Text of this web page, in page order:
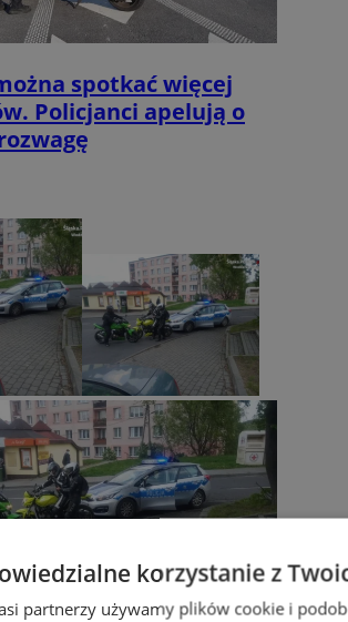
spotkać więcej
Policjanci apelują o
korzystanie z
partnerzy używamy plików cookie i